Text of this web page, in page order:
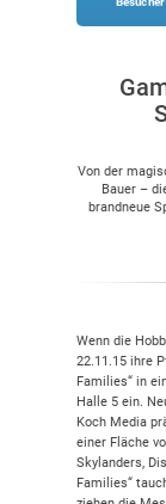
Von der
Bauer –
brandneue
Wenn die
22.11.15 ihre
Families“ in
Halle 5 ein.
Koch Media
einer Fläche
Skylanders,
Families“